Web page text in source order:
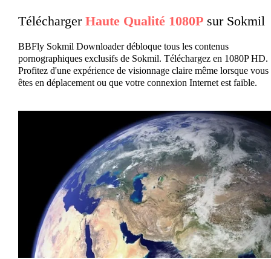
Télécharger Haute Qualité 1080Psur Sokmil
BBFly Sokmil Downloader débloque tous les contenus
pornographiques exclusifs de Sokmil. Téléchargez en 1080P HD.
Profitez d'une expérience de visionnage claire même lorsque vous
êtes en déplacement ou que votre connexion Internet est faible.